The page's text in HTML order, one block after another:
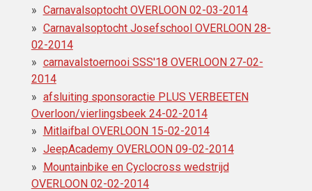
Carnavalsoptocht OVERLOON 02-03-2014
Carnavalsoptocht Josefschool OVERLOON 28-
02-2014
carnavalstoernooi SSS'18 OVERLOON 27-02-
2014
afsluiting sponsoractie PLUS VERBEETEN
Overloon/vierlingsbeek 24-02-2014
Mitlaifbal OVERLOON 15-02-2014
JeepAcademy OVERLOON 09-02-2014
Mountainbike en Cyclocross wedstrijd
OVERLOON 02-02-2014